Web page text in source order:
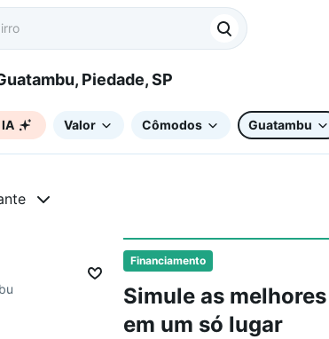
em Guatambu, Piedade, SP
Valor Cômodos Guatambu
Financiamento
Simule as
em um só lugar